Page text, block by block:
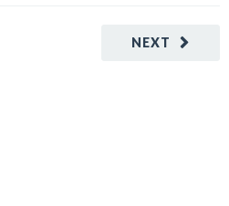
NEXT